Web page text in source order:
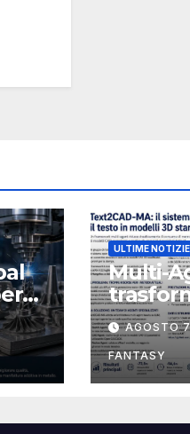
ULTIME NOTIZIE
Multi-
CAD
volte
AGOSTO
FANTASY